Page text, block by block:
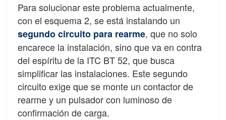
Para solucionar este problema actualmente,
con el esquema 2, se está instalando un
segundo circuito para rearme, que no solo
encarece la instalación, sino que va en contra
del espíritu de la ITC BT 52, que busca
simplificar las instalaciones. Este segundo
circuito exige que se monte un contactor de
rearme y un pulsador con luminoso de
confirmación de carga.